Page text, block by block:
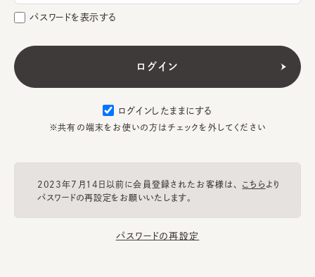
パスワードを表示する
ログインしたままにする
※共有の端末をお使いの方はチェックを外してください
2023年7月14日以前に会員登録されたお客様は、 こちらより
パスワードの再設定をお願いいたします。
パスワードの再設定